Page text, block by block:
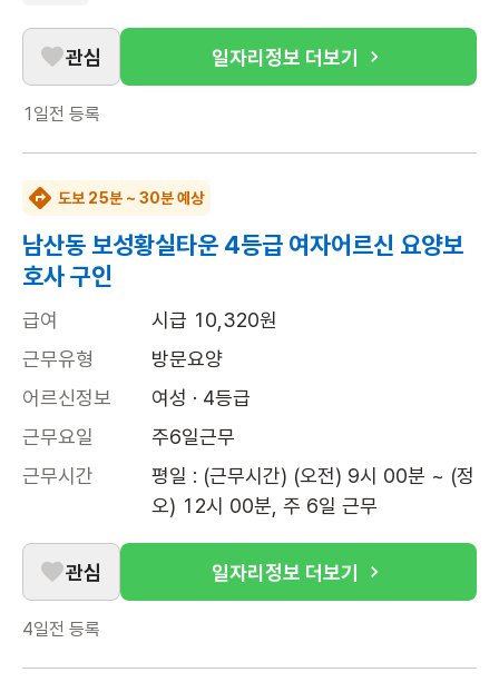
관심 일자리정보 더보기
1일전 등록
도보 25분 ~ 30분 예상
남산동 보성황실타운 4등급 여자어르신 요양보
호사 구인
급여
시급 10,320원
근무유형
방문요양
어르신정보
여성 · 4등급
근무요일
주6일근무
근무시간
평일 : (근무시간) (오전) 9시 00분 ~ (정
오) 12시 00분, 주 6일 근무
관심 일자리정보 더보기
4일전 등록